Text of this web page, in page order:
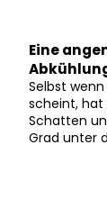
Eine
Selbst
scheint,
Schatten
Grad unter